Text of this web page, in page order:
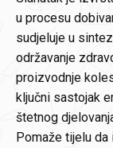
u procesu
sudjeluje u
održavanje
proizvodnje
ključni sastojak
štetnog
Pomaže tijelu